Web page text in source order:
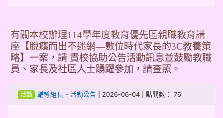
有關本校辦理114學年度教育優先區親職教育講
座【脫癮而出不迷網—數位時代家長的3C教養策
略】一案，請 貴校協助公告活動訊息並鼓勵教職
員、家長及社區人士踴躍參加，請查照。
活動 輔導組長- 活動公告 | 2026-06-04 | 點閱數： 76